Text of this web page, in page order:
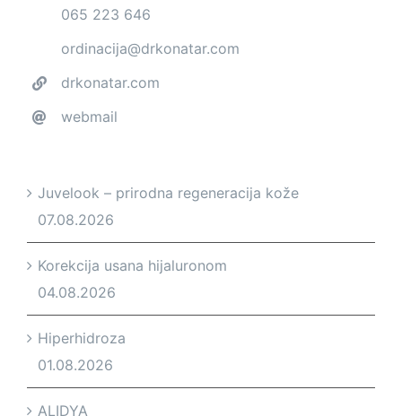
065 223 646
ordinacija@drkonatar.com
drkonatar.com
webmail
Juvelook – prirodna regeneracija kože
07.08.2026
Korekcija usana hijaluronom
04.08.2026
Hiperhidroza
01.08.2026
ALIDYA